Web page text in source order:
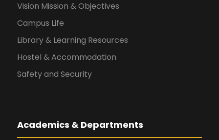
Vision Mission & Objectives
Campus Life
Library & Learning Resources
Hostel & Accommodation
Safety and Security
Academics & Departments